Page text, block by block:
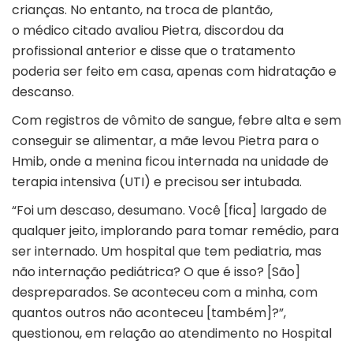
crianças. No entanto, na troca de plantão,
o médico citado avaliou Pietra, discordou da
profissional anterior e disse que o tratamento
poderia ser feito em casa, apenas com hidratação e
descanso.
Com registros de vômito de sangue, febre alta e sem
conseguir se alimentar, a mãe levou Pietra para o
Hmib, onde a menina ficou internada na unidade de
terapia intensiva (UTI) e precisou ser intubada.
“Foi um descaso, desumano. Você [fica] largado de
qualquer jeito, implorando para tomar remédio, para
ser internado. Um hospital que tem pediatria, mas
não internação pediátrica? O que é isso? [São]
despreparados. Se aconteceu com a minha, com
quantos outros não aconteceu [também]?”,
questionou, em relação ao atendimento no Hospital